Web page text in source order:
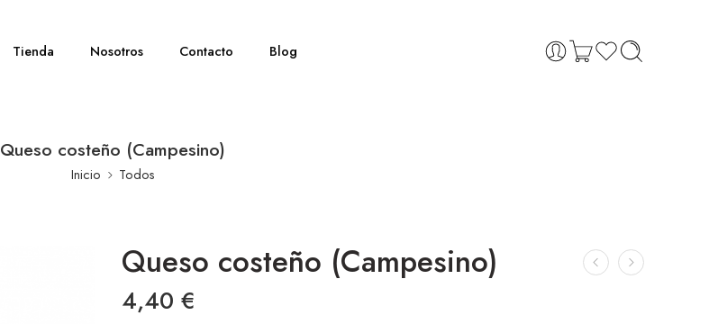
Tienda Nosotros Contacto Blog
Queso costeño (Campesino)
Inicio Todos
Queso costeño (Campesino)
4,40 €